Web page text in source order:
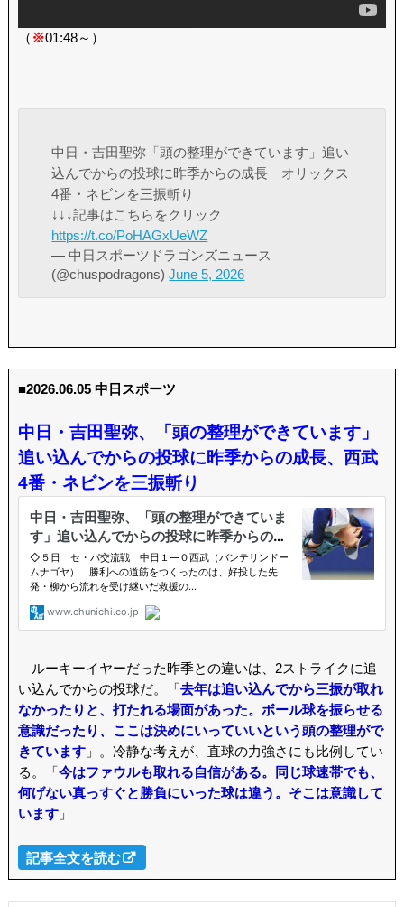
（ ※01:48～）
中日・吉田聖弥「頭の整理ができています」追い
込んでからの投球に昨季からの成長 オリックス
4番・ネビンを三振斬り
↓↓↓記事はこちらをクリック
https://t.co/PoHAGxUeWZ
— 中日スポーツドラゴンズニュース
(@chuspodragons)June 5, 2026
■2026.06.05 中日スポーツ
中日・吉田聖弥、「頭の整理ができています」
追い込んでからの投球に昨季からの成長、西武
4番・ネビンを三振斬り
ルーキーイヤーだった昨季との違いは、2ストライクに追
い込んでからの投球だ。「去年は追い込んでから三振が取れ
なかったりと、打たれる場面があった。ボール球を振らせる
意識だったり、ここは決めにいっていいという頭の整理がで
きています」。冷静な考えが、直球の力強さにも比例してい
る。「今はファウルも取れる自信がある。同じ球速帯でも、
何げない真っすぐと勝負にいった球は違う。そこは意識して
います」
記事全文を読む